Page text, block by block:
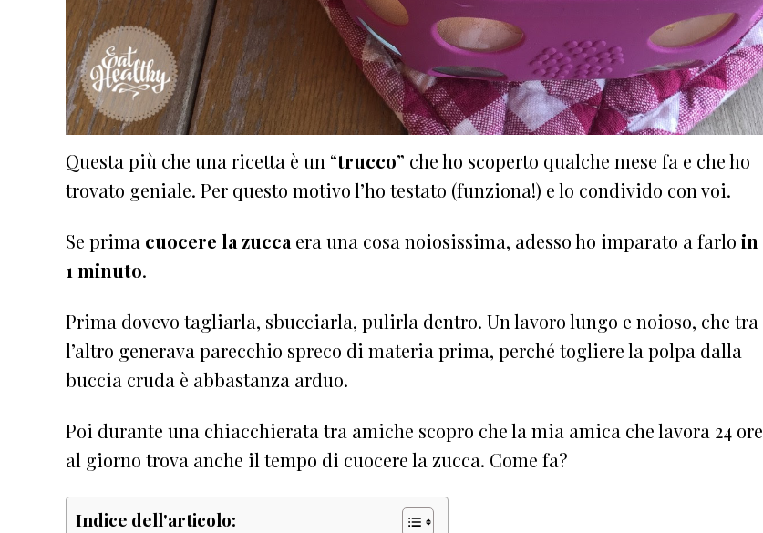
Questa più che una ricetta è un “trucco” che ho scoperto qualche mese fa e che ho
trovato geniale. Per questo motivo l’ho testato (funziona!) e lo condivido con voi.
Se prima cuocere la zucca era una cosa noiosissima, adesso ho imparato a farlo in
1 minuto.
Prima dovevo tagliarla, sbucciarla, pulirla dentro. Un lavoro lungo e noioso, che tra
l’altro generava parecchio spreco di materia prima, perché togliere la polpa dalla
buccia cruda è abbastanza arduo.
Poi durante una chiacchierata tra amiche scopro che la mia amica che lavora 24 ore
al giorno trova anche il tempo di cuocere la zucca. Come fa?
Indice dell'articolo: